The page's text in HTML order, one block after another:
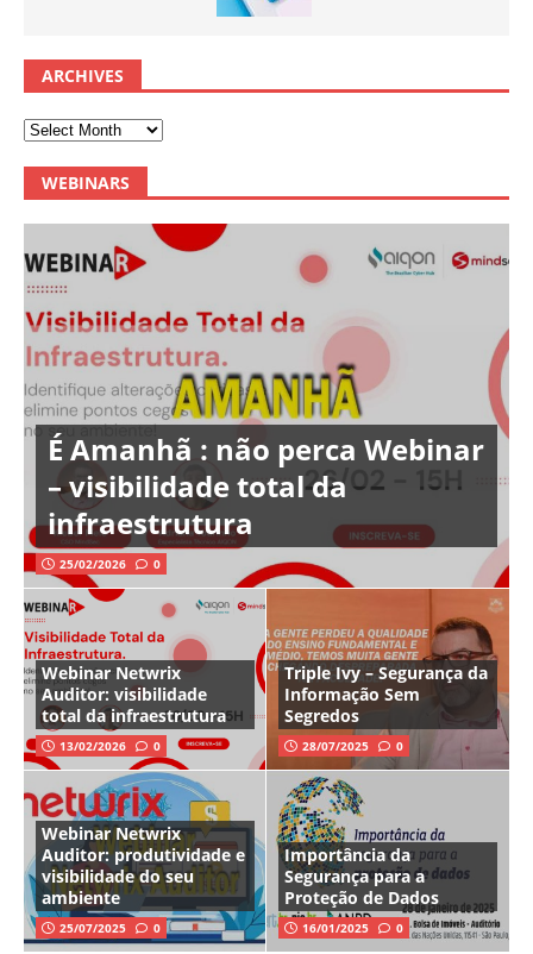
ARCHIVES
WEBINARS
É Amanhã : não perca Webinar
– visibilidade total da
infraestrutura
25/02/2026 0
Webinar Netwrix
Auditor: visibilidade
total da infraestrutura
13/02/2026 0
Triple Ivy – Segurança da
Informação Sem
Segredos
28/07/2025 0
Webinar Netwrix
Auditor: produtividade e
visibilidade do seu
ambiente
25/07/2025 0
Importância da
Segurança para a
Proteção de Dados
16/01/2025 0